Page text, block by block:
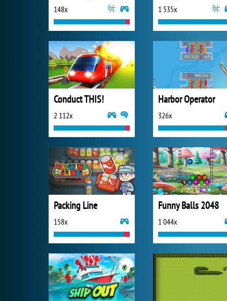
148x 1 535x
Conduct THIS!
2 112x
Harbor Operator
326x
Packing Line
158x
Funny Balls 2048
1 044x